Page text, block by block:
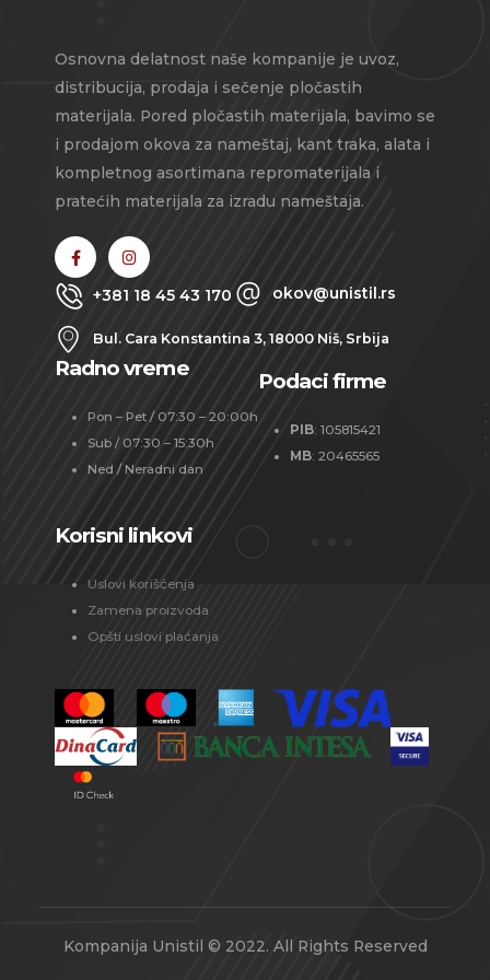
Osnovna delatnost naše kompanije je uvoz,
distribucija, prodaja i sečenje pločastih
materijala. Pored pločastih materijala, bavimo se
i prodajom okova za nameštaj, kant traka, alata i
kompletnog asortimana repromaterijala i
pratećih materijala za izradu nameštaja.
+381 18 45 43 170 okov@unistil.rs
Bul. Cara Konstantina 3, 18000 Niš, Srbija
Radno vreme
Pon – Pet / 07:30 – 20:00h
Sub / 07:30 – 15:30h
Ned / Neradni dan
Podaci firme
PIB: 105815421
MB: 20465565
Korisni linkovi
Uslovi korišćenja
Zamena proizvoda
Opšti uslovi plaćanja
Kompanija Unistil © 2022. All Rights Reserved